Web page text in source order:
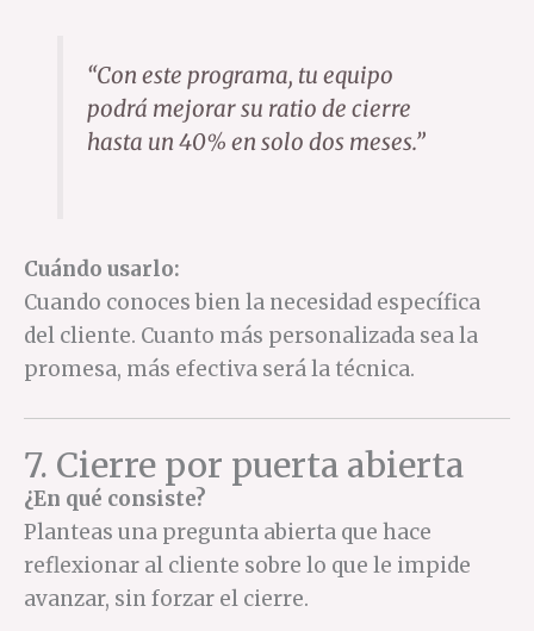
“Con este programa, tu equipo
podrá mejorar su ratio de cierre
hasta un 40% en solo dos meses.”
Cuándo usarlo:
Cuando conoces bien la necesidad específica
del cliente. Cuanto más personalizada sea la
promesa, más efectiva será la técnica.
7. Cierre por puerta abierta
¿En qué consiste?
Planteas una pregunta abierta que hace
reflexionar al cliente sobre lo que le impide
avanzar, sin forzar el cierre.